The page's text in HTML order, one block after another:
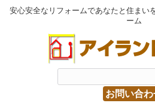
安心安全なリフォームであなたと住まい
ーム
お問い合わ